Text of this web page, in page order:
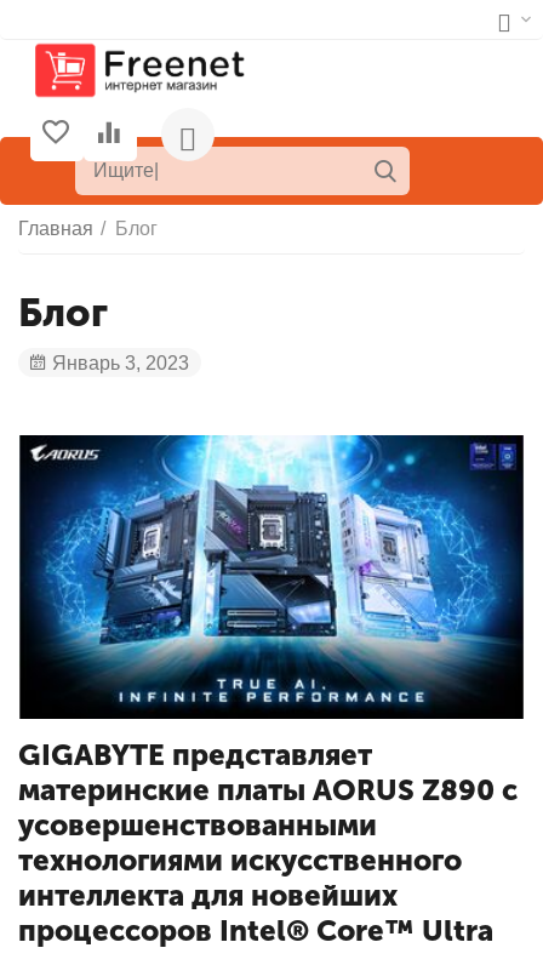
Главная / Блог
Блог
Январь 3, 2023
GIGABYTE представляет
материнские платы AORUS Z890 с
усовершенствованными
технологиями искусственного
интеллекта для новейших
процессоров Intel® Core™ Ultra